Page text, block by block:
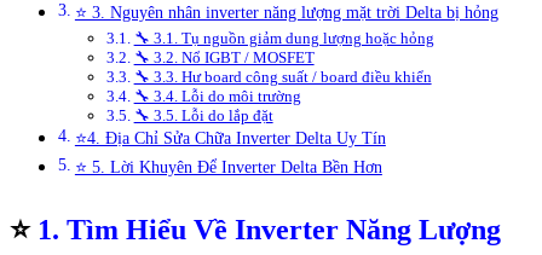
⭐ 3. Nguyên nhân inverter năng lượng mặt trời Delta bị hỏng
🔧 3.1. Tụ nguồn giảm dung lượng hoặc hỏng
🔧 3.2. Nổ IGBT / MOSFET
🔧 3.3. Hư board công suất / board điều khiển
🔧 3.4. Lỗi do môi trường
🔧 3.5. Lỗi do lắp đặt
⭐4. Địa Chỉ Sửa Chữa Inverter Delta Uy Tín
⭐ 5. Lời Khuyên Để Inverter Delta Bền Hơn
⭐ 1. Tìm Hiểu Về Inverter Năng Lượng